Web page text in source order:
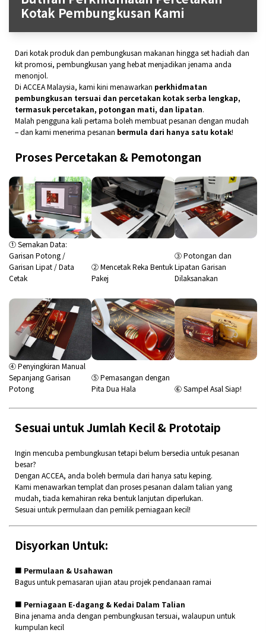
Kotak Pembungkusan Kami
Dari kotak produk dan pembungkusan makanan hingga set hadiah dan
kit promosi, pembungkusan yang hebat menjadikan jenama anda
menonjol.
Di ACCEA Malaysia, kami kini menawarkan perkhidmatan
pembungkusan tersuai dan percetakan kotak serba lengkap,
termasuk percetakan, potongan mati, dan lipatan.
Malah pengguna kali pertama boleh membuat pesanan dengan mudah
– dan kami menerima pesanan bermula dari hanya satu kotak!
Proses Percetakan & Pemotongan
① Semakan Data:
Garisan Potong /
Garisan Lipat / Data
Cetak
② Mencetak Reka Bentuk
Pakej
③ Potongan dan
Lipatan Garisan
Dilaksanakan
④ Penyingkiran Manual
Sepanjang Garisan
Potong
⑤ Pemasangan dengan
Pita Dua Hala
⑥ Sampel Asal Siap!
Sesuai untuk Jumlah Kecil & Prototaip
Ingin mencuba pembungkusan tetapi belum bersedia untuk pesanan
besar?
Dengan ACCEA, anda boleh bermula dari hanya satu keping.
Kami menawarkan templat dan proses pesanan dalam talian yang
mudah, tiada kemahiran reka bentuk lanjutan diperlukan.
Sesuai untuk permulaan dan pemilik perniagaan kecil!
Disyorkan Untuk:
■ Permulaan & Usahawan
Bagus untuk pemasaran ujian atau projek pendanaan ramai
■ Perniagaan E-dagang & Kedai Dalam Talian
Bina jenama anda dengan pembungkusan tersuai, walaupun untuk
kumpulan kecil